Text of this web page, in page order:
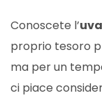
Conoscete l’
proprio tesoro
ma per un
ci piace